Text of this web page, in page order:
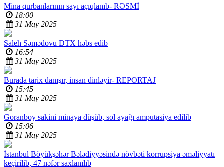
Mina qurbanlarının sayı açıqlanıb- RƏSMİ
18:00
31 May 2025
Saleh Səmədovu DTX həbs edib
16:54
31 May 2025
Burada tarix danışır, insan dinləyir- REPORTAJ
15:45
31 May 2025
Goranboy sakini minaya düşüb, sol ayağı amputasiya edilib
15:06
31 May 2025
İstanbul Böyükşəhər Bələdiyyəsində növbəti korrupsiya əməliyyatı
keçirilib, 47 nəfər saxlanılıb